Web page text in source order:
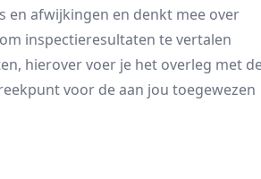
en afwijkingen en denkt mee over
inspectieresultaten te vertalen
hierover voer je het overleg met
voor de aan jou toegewezen